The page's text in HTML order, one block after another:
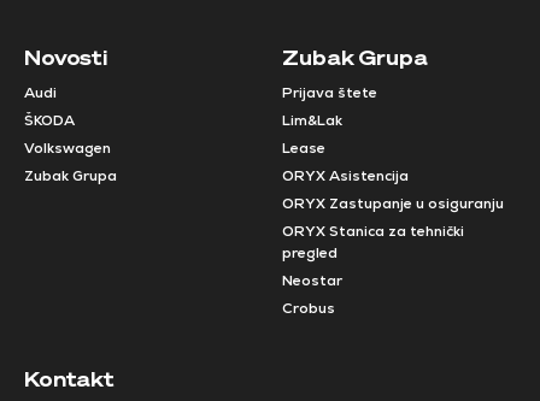
Novosti
Audi
ŠKODA
Volkswagen
Zubak Grupa
Zubak Grupa
Prijava štete
Lim&Lak
Lease
ORYX Asistencija
ORYX Zastupanje u osiguranju
ORYX Stanica za tehnički
pregled
Neostar
Crobus
Kontakt